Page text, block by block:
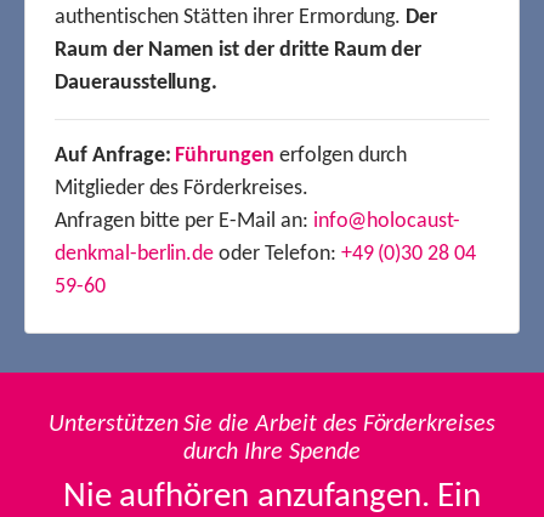
authentischen Stätten ihrer Ermordung. Der
Raum der Namen ist der dritte Raum der
Dauerausstellung.
Auf Anfrage: Führungen erfolgen durch
Mitglieder des Förderkreises.
Anfragen bitte per E-Mail an: info@holocaust-
denkmal-berlin.de oder Telefon: +49 (0)30 28 04
59-60
Unterstützen Sie die Arbeit des Förderkreises
durch Ihre Spende
Nie aufhören anzufangen. Ein